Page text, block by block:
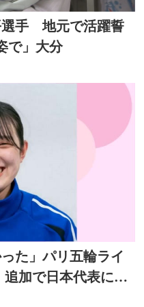
選手 地元で活躍誓
で」大分
た」パリ五輪ライ
追加で日本代表に